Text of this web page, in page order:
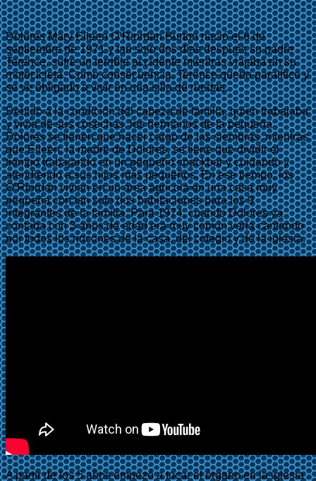
Dolores Mary Eileen O’Riordan Burton nació el 6 de
septiembre de 1971 y tan solo dos días después su padre
Terence, sufre un terrible accidente mientras viajaba en su
motocicleta. Como consecuencia, Terence queda paralítico y
se ve obligado a vivir en una silla de ruedas.
Debido a la condición del cabeza de familia, quien trabajaba
y vivía de sus cosechas, los hermanos de la pequeña
Dolores se tienen que hacer cargo de las siembras, mientras
que Eileen, la madre de Dolores, se tiene que dividir el
tiempo trabajando en un pequeño snackbar y cuidando y
atendiendo a sus hijos más pequeños. En ese tiempo, los
O’Riordan vivían en un área agrícola en una casa muy
pequeña con tan solo dos habitaciones para los 9
integrantes de la familia. Para 1974, cuando Dolores ya
contaba con 3 años de edad era muy común verla cantando
por todos los rincones de la casa, del colegio y de la iglesia.
A partir de los 5 años empezó a tocar el órgano en la iglesia